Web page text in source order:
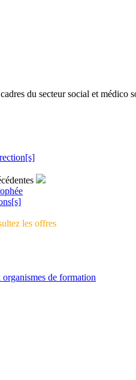
du secteur social et médico
les offres
de formation